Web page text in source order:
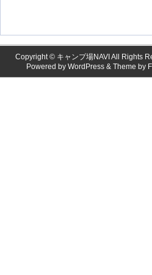
Copyright © キャンプ場NAVI All Rights
Powered by WordPress & Theme by